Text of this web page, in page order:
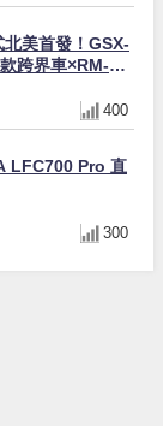
美首發！GSX-
跨界車×RM-
400
LFC700 Pro 直
300